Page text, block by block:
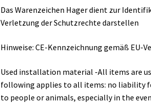
Das Warenzeichen Hager dient zur
Verletzung der Schutzrechte darstellen
Hinweise: CE-Kennzeichnung gemäß EU-
Used installation material -All items are
following applies to all items: no liability
to people or animals, especially in the